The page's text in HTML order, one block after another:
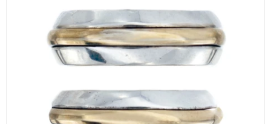
Día de la Mujer
Día de la Secretaria
Día del Amigo